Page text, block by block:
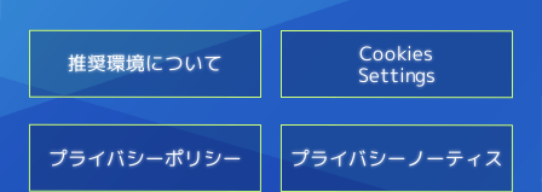
推奨環境について Cookies
Settings
プライバシーポリシー プライバシーノーティス